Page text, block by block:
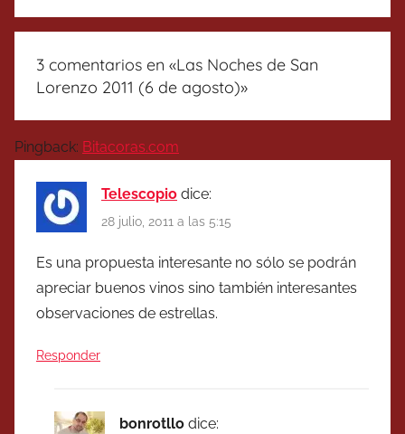
3 comentarios en «Las Noches de San
Lorenzo 2011 (6 de agosto)»
Pingback: Bitacoras.com
Telescopio dice:
28 julio, 2011 a las 5:15
Es una propuesta interesante no sólo se podrán
apreciar buenos vinos sino también interesantes
observaciones de estrellas.
Responder
bonrotllo dice: